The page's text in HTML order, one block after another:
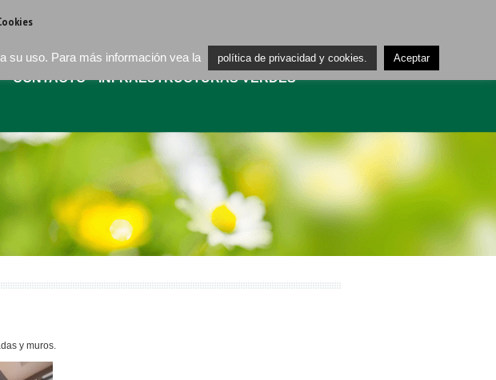
CONTACTO INFRAESTRUCTURAS VERDES
y muros.
su uso. Para más información vea la política de privacidad y cookies. Aceptar